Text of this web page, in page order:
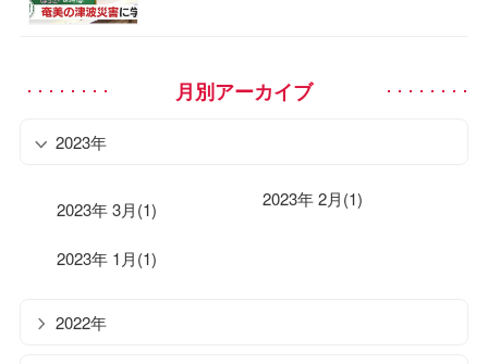
月別アーカイブ
2023年
2023年 3月(1) 2023年 2月(1)
2023年 1月(1)
2022年